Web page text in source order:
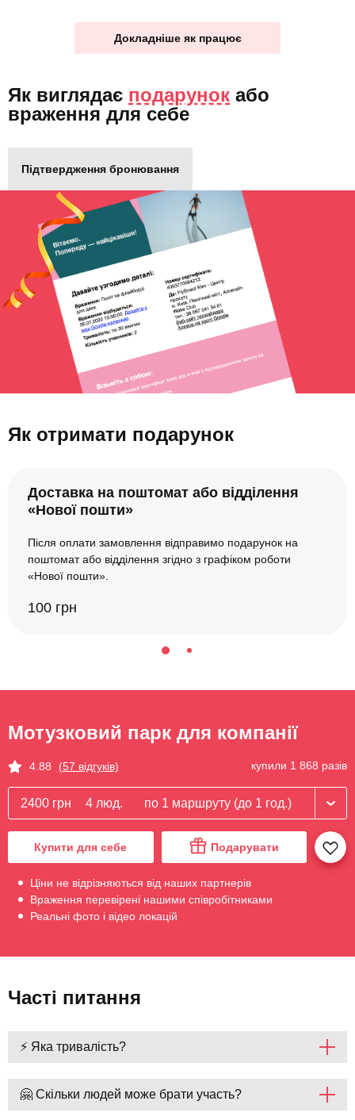
Докладніше як працює
Як виглядає подарунок або
враження для себе
Підтвердження бронювання
Як отримати подарунок
Доставка на поштомат або відділення
«Нової пошти»
Після оплати замовлення відправимо подарунок на
поштомат або відділення згідно з графіком роботи
«Нової пошти».
100 грн
Мотузковий парк для компанії
4.88 (57 відгуків) купили 1 868 разів
2400 грн 4 люд. по 1 маршруту (до 1 год.)
Купити для себе Подарувати
Ціни не відрізняються від наших партнерів
Враження перевірені нашими співробітниками
Реальні фото і відео локацій
Часті питання
⚡ Яка тривалість?
🤗 Скільки людей може брати участь?